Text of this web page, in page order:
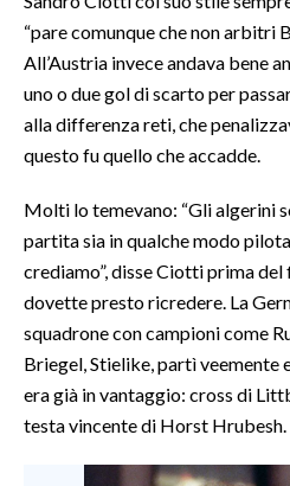
“pare comunque che non arbitri
All’Austria invece andava bene
uno o due gol di scarto per
alla differenza reti, che
questo fu quello che accadde.
Molti lo temevano: “Gli algerini
partita sia in qualche modo
crediamo”, disse Ciotti prima del
dovette presto ricredere. La
squadrone con campioni come
Briegel, Stielike, partì veemente
era già in vantaggio: cross di
testa vincente di Horst Hrubesh.